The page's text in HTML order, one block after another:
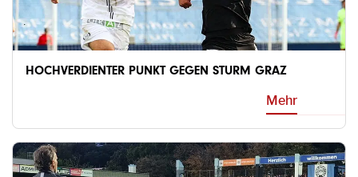
HOCHVERDIENTER PUNKT GEGEN STURM GRAZ
Mehr